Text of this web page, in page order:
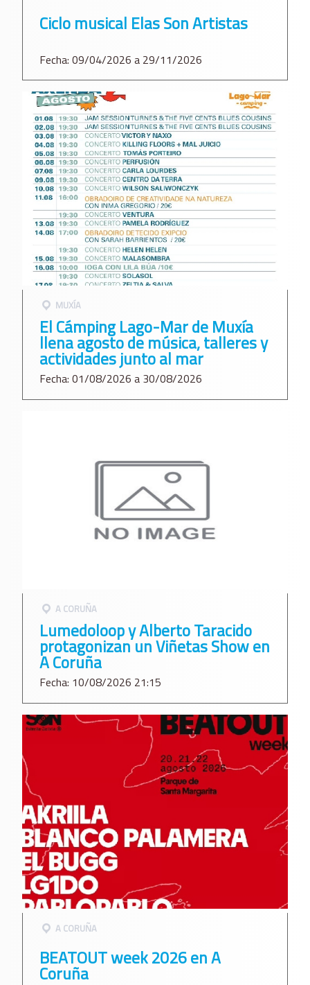
Ciclo musical Elas Son Artistas
Fecha: 09/04/2026 a 29/11/2026
MUXÍA
El Cámping Lago-Mar de Muxía
llena agosto de música, talleres y
actividades junto al mar
Fecha: 01/08/2026 a 30/08/2026
A CORUÑA
Lumedoloop y Alberto Taracido
protagonizan un Viñetas Show en
A Coruña
Fecha: 10/08/2026 21:15
A CORUÑA
BEATOUT week 2026 en A
Coruña